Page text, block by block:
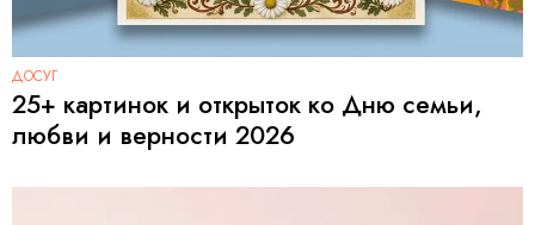
ДОСУГ
25+ картинок и открыток ко Дню семьи,
любви и верности 2026